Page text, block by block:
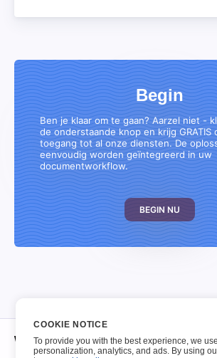
Begin
Ben je klaar om te gaan? Aarzel niet -
de onderstaande knop en krijg GRATIS
toegang tot al onze diensten. De
eenvoudig worden geïntegreerd in uw
documentworkflow.
BEGIN NU
Wat betreft
COOKIE NOTICE
To provide you with the best experience, we
personalization, analytics, and ads. By using